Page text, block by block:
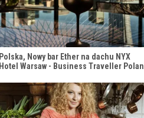
Polska, Nowy bar Ether na dachu NYX
Hotel Warsaw - Business Traveller